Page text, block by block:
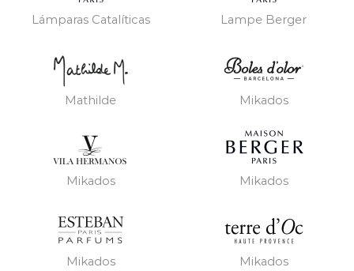
Lámparas Catalíticas Lampe Berger
Mathilde Mikados
Mikados Mikados
Mikados Mikados